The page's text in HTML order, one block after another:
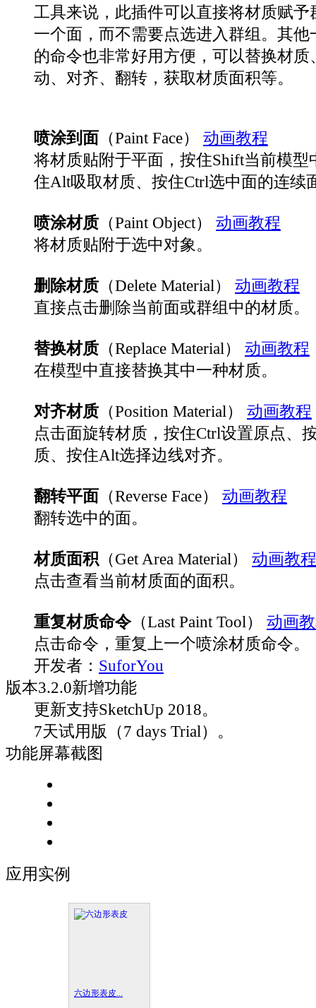
工具来说，此插件可以直接将材质赋予
一个面，而不需要点选进入群组。其他
的命令也非常好用方便，可以替换材质
动、对齐、翻转，获取材质面积等。
喷涂到面 （Paint Face）
动画教程
将材质贴附于平面，按住Shift当前模型
住Alt吸取材质、按住Ctrl选中面的连续
喷涂材质 （Paint Object）
动画教程
将材质贴附于选中对象。
删除材质 （Delete Material）
动画教程
直接点击删除当前面或群组中的材质。
替换材质 （Replace Material）
动画教程
在模型中直接替换其中一种材质。
对齐材质 （Position Material）
动画教程
点击面旋转材质，按住Ctrl设置原点、
质、按住Alt选择边线对齐。
翻转平面 （Reverse Face）
动画教程
翻转选中的面。
材质面积 （Get Area Material）
动画教程
点击查看当前材质面的面积。
重复材质命令（Last Paint Tool）
动画
点击命令，重复上一个喷涂材质命令。
开发者： SuforYou
版本3.2.0新增功能
更新支持SketchUp 2018。
7天试用版（7 days Trial）。
功能屏幕截图
应用实例
六边形表皮...